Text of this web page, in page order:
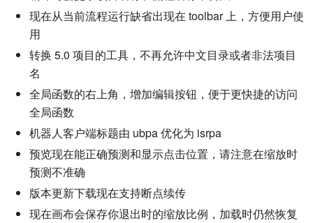
现在从当前流程运行缺省出现在 toolbar 上，方便用户使
用
转换 5.0 项目的工具，不再允许中文目录或者非法项目
名
全局函数的右上角，增加编辑按钮，便于更快捷的访问
全局函数
机器人客户端标题由 ubpa 优化为 isrpa
预览现在能正确预测和显示点击位置，请注意在缩放时
预测不准确
版本更新下载现在支持断点续传
现在画布会保存你退出时的缩放比例，加载时仍然恢复